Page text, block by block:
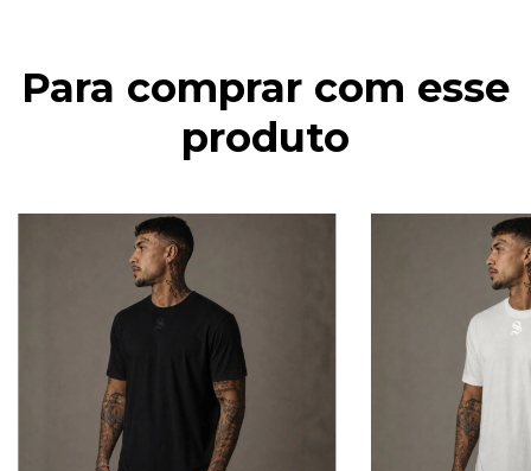
Para comprar com esse
produto